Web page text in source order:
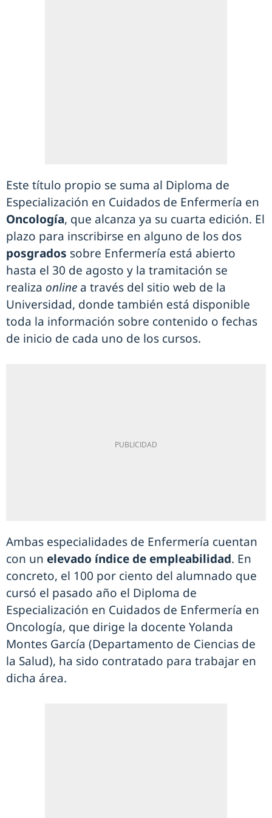
Este título propio se suma al Diploma de
Especialización en Cuidados de Enfermería en
Oncología, que alcanza ya su cuarta edición. El
plazo para inscribirse en alguno de los dos
posgrados sobre Enfermería está abierto
hasta el 30 de agosto y la tramitación se
realiza online a través del sitio web de la
Universidad, donde también está disponible
toda la información sobre contenido o fechas
de inicio de cada uno de los cursos.
Ambas especialidades de Enfermería cuentan
con un elevado índice de empleabilidad. En
concreto, el 100 por ciento del alumnado que
cursó el pasado año el Diploma de
Especialización en Cuidados de Enfermería en
Oncología, que dirige la docente Yolanda
Montes García (Departamento de Ciencias de
la Salud), ha sido contratado para trabajar en
dicha área.